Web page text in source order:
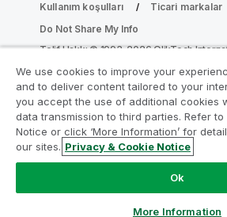
Kullanım koşulları
Ticari markalar
Do Not Share My Info
Telif Hakkı © 1993-2026 QlikTech
Analiz Modernleştirme
Analiz Modernleştirme Programı ile
uygulamalarınızı ödün vermeden
ulaşmak
ampquestions@qlik.com
We use cookies to improve your
and to deliver content tailored to your
you accept the use of additional cookies
data transmission to third parties. Refer
Notice or click ‘More Information’ for
our sites. Privacy & Cookie Notice
Ok
More Information